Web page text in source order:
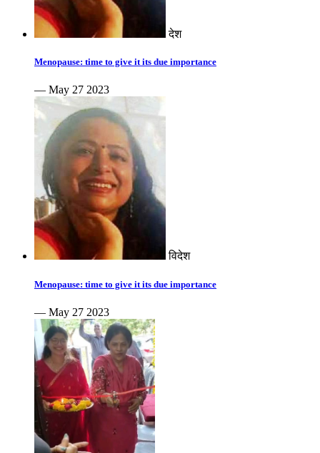
देश
Menopause: time to give it its due importance
— May 27 2023
विदेश
Menopause: time to give it its due importance
— May 27 2023